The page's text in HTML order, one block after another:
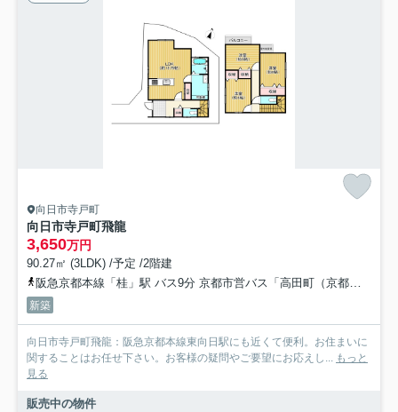
向日市寺戸町
向日市寺戸町飛龍
3,650万円
90.27㎡ (3LDK) /予定 /2階建
阪急京都本線「桂」駅 バス9分 京都市営バス「高田町（京都府）」 停歩12分
新築
向日市寺戸町飛龍：阪急京都本線東向日駅にも近くて便利。お住まいに
関することはお任せ下さい。お客様の疑問やご要望にお応えし... もっと
見る
販売中の物件